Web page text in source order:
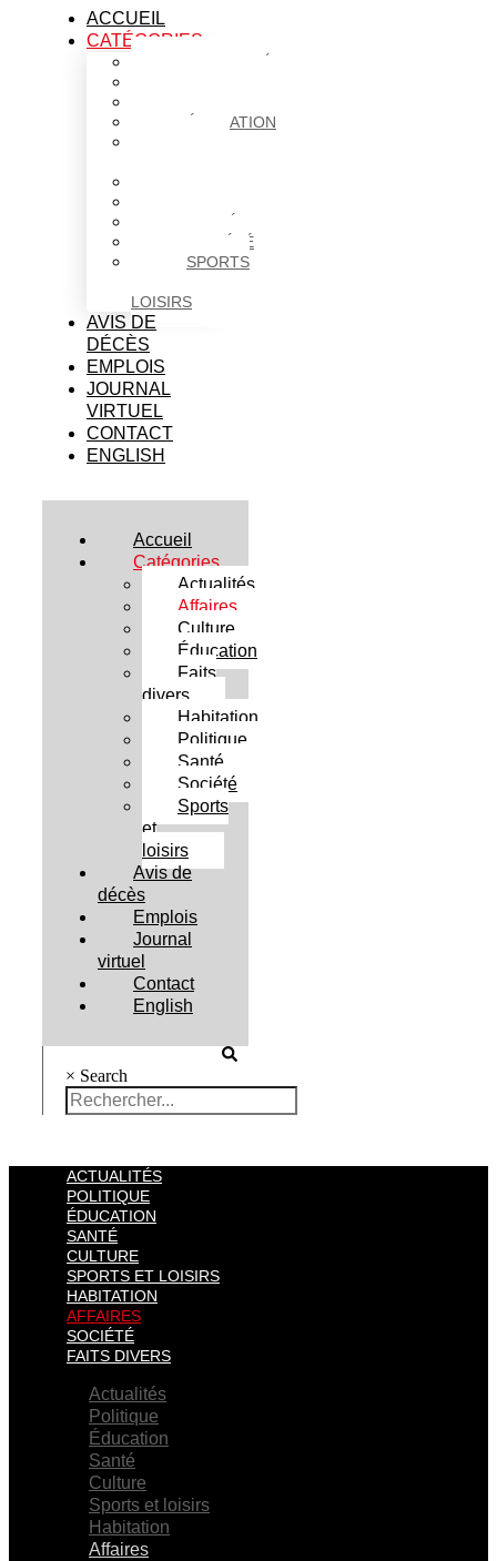
ACCUEIL
CATÉGORIES
ÉDUCATION
SOCIÉTÉ
SPORTS
LOISIRS
AVIS DE
DÉCÈS
EMPLOIS
JOURNAL
VIRTUEL
CONTACT
ENGLISH
Accueil
Catégories
Actualités
Affaires
Culture
Éducation
Faits
divers
Habitation
Politique
Santé
Société
Sports
et
loisirs
Avis de
décès
Emplois
Journal
virtuel
Contact
English
× Search
ACTUALITÉS
POLITIQUE
ÉDUCATION
SANTÉ
CULTURE
SPORTS ET LOISIRS
HABITATION
AFFAIRES
SOCIÉTÉ
FAITS DIVERS
Actualités
Politique
Éducation
Santé
Culture
Sports et loisirs
Habitation
Affaires